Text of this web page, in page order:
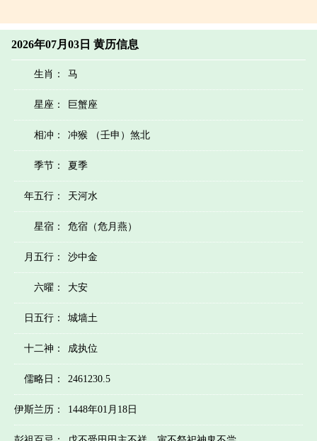
2026年07月03日 黄历信息
生肖： 马
星座： 巨蟹座
相冲： 冲猴 （壬申）煞北
季节： 夏季
年五行： 天河水
星宿： 危宿（危月燕）
月五行： 沙中金
六曜： 大安
日五行： 城墙土
十二神： 成执位
儒略日： 2461230.5
伊斯兰历： 1448年01月18日